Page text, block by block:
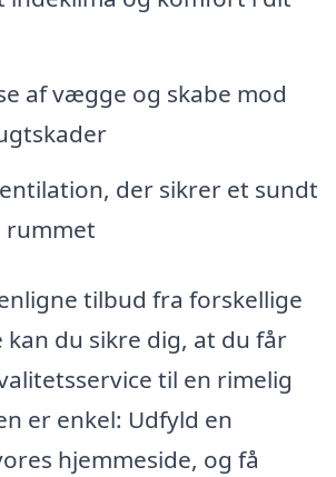
af vægge og skabe mod
der sikrer et sundt
rummet
tilbud fra forskellige
du sikre dig, at du får
til en rimelig
er enkel: Udfyld en
hjemmeside, og få